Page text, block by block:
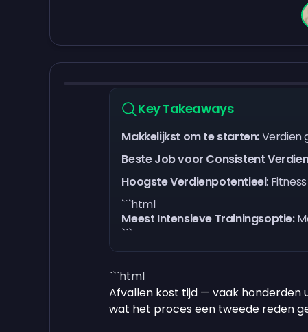
Key Takeaways
Makkelijkst om te starten:Verdien
Beste Job voor Consistent
Hoogste Verdienpotentieel: Fitness
```html
Meest Intensieve Trainingsoptie:
```
```html
Afvallen kost tijd — vaak honderden
wat het proces een tweede reden